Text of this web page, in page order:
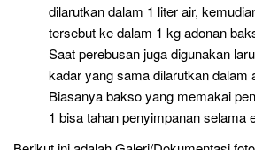
dilarutkan dalam 1 liter air,
tersebut ke dalam 1 kg adonan
Saat perebusan juga digunakan
kadar yang sama dilarutkan dalam
Biasanya bakso yang memakai
1 bisa tahan penyimpanan selama